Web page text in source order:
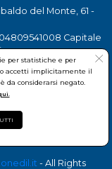
del Monte, 61 -
Capitale
Imprese, 7 - 00030
- All Rights
per statistiche e per
accetti implicitamente il
da considerarsi negato.